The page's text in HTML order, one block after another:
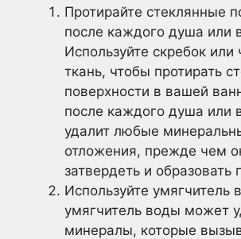
Протирайте стеклянные
после каждого душа или
Используйте скребок или
ткань, чтобы протирать
поверхности в вашей
после каждого душа или
удалит любые
отложения, прежде чем
затвердеть и образовать
Используйте умягчитель
умягчитель воды может
минералы, которые